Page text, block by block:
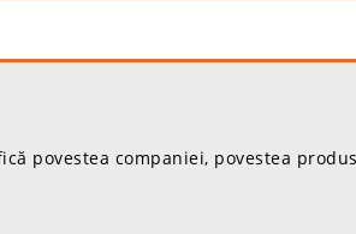
povestea companiei, povestea